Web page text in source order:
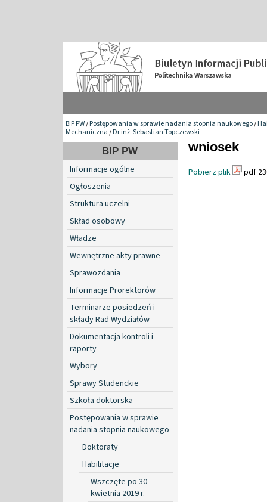
BIP PW/Postępowania w sprawie nadania stopnia naukowego/
Mechaniczna/Dr inż. Sebastian Topczewski
BIP PW
Informacje ogólne
Ogłoszenia
Struktura uczelni
Skład osobowy
Władze
Wewnętrzne akty prawne
Sprawozdania
Informacje Prorektorów
Terminarze posiedzeń i
składy Rad Wydziałów
Dokumentacja kontroli i
raporty
Wybory
Sprawy Studenckie
Szkoła doktorska
Postępowania w sprawie
nadania stopnia naukowego
Doktoraty
Habilitacje
Wszczęte po 30
kwietnia 2019 r.
wniosek
Pobierz plik pdf